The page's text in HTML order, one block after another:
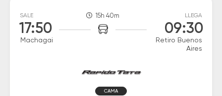
SALE
17:50
Machagai
15h 40m LLEGA
09:30
Retiro Buenos
Aires
CAMA